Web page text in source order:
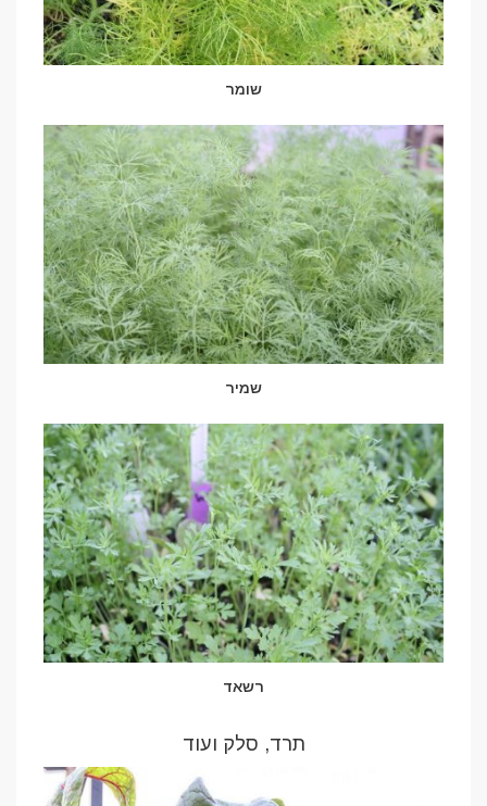
שומר
שמיר
רשאד
תרד, סלק ועוד